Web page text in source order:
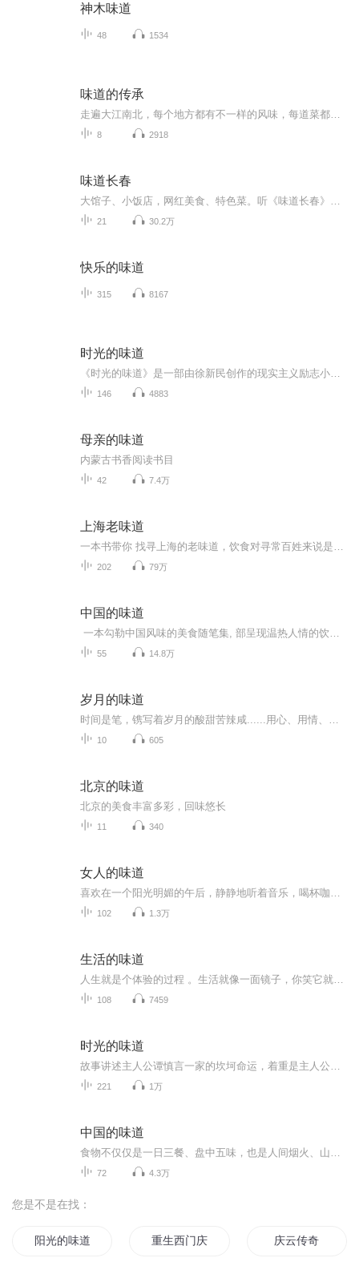
神木味道
48 1534
味道的传承
8 2918
味道长春
21 30.2万
快乐的味道
315 8167
时光的味道
146 4883
母亲的味道
内蒙古书香阅读书目
42 7.4万
上海老味道
202 79万
中国的味道
55 14.8万
岁月的味道
10 605
北京的味道
北京的美食丰富多彩，回味悠长
11 340
女人的味道
102 1.3万
生活的味道
108 7459
时光的味道
221 1万
中国的味道
72 4.3万
您是不是在找：
阳光的味道 重生西门庆 庆云传奇